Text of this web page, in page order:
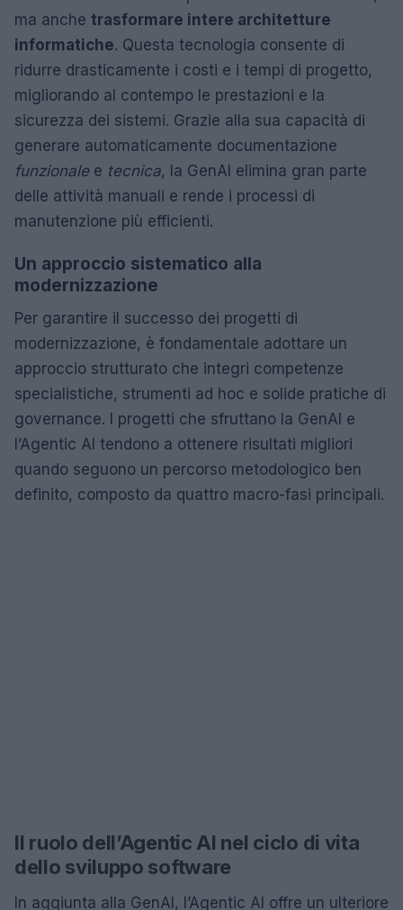
ma anche trasformare intere architetture
informatiche. Questa tecnologia consente di
ridurre drasticamente i costi e i tempi di progetto,
migliorando al contempo le prestazioni e la
sicurezza dei sistemi. Grazie alla sua capacità di
generare automaticamente documentazione
funzionalee tecnica, la GenAI elimina gran parte
delle attività manuali e rende i processi di
manutenzione più efficienti.
Un approccio sistematico alla
modernizzazione
Per garantire il successo dei progetti di
modernizzazione, è fondamentale adottare un
approccio strutturato che integri competenze
specialistiche, strumenti ad hoc e solide pratiche di
governance. I progetti che sfruttano la GenAI e
l’Agentic AI tendono a ottenere risultati migliori
quando seguono un percorso metodologico ben
definito, composto da quattro macro-fasi principali.
Il ruolo dell’Agentic AI nel ciclo di vita
dello sviluppo software
In aggiunta alla GenAI, l’Agentic AI offre un ulteriore